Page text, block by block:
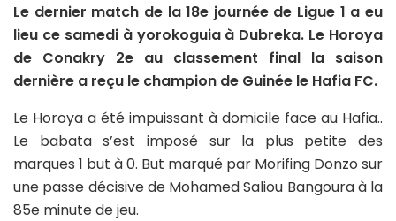
Le dernier match de la 18e journée de Ligue 1 a eu
lieu ce samedi à yorokoguia à Dubreka. Le Horoya
de Conakry 2e au classement final la saison
dernière a reçu le champion de Guinée le Hafia FC.
Le Horoya a été impuissant à domicile face au Hafia..
Le babata s’est imposé sur la plus petite des
marques 1 but à 0. But marqué par Morifing Donzo sur
une passe décisive de Mohamed Saliou Bangoura à la
85e minute de jeu.